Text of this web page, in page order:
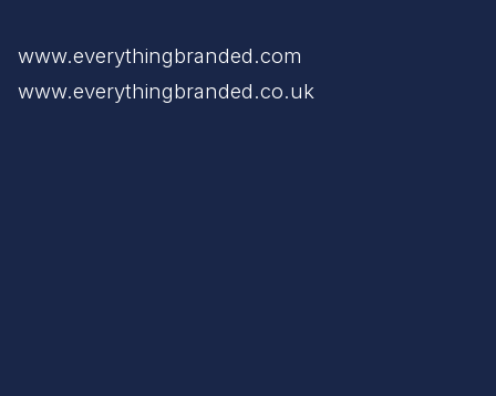
www.everythingbranded.com
www.everythingbranded.co.uk